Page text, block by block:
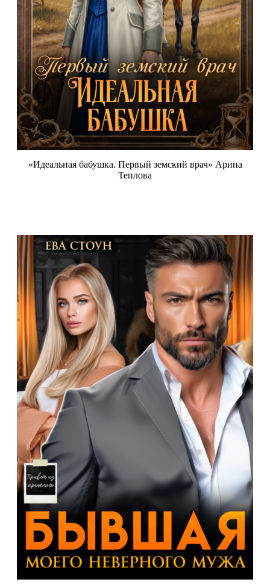
«Идеальная бабушка. Первый земский врач» Арина
Теплова